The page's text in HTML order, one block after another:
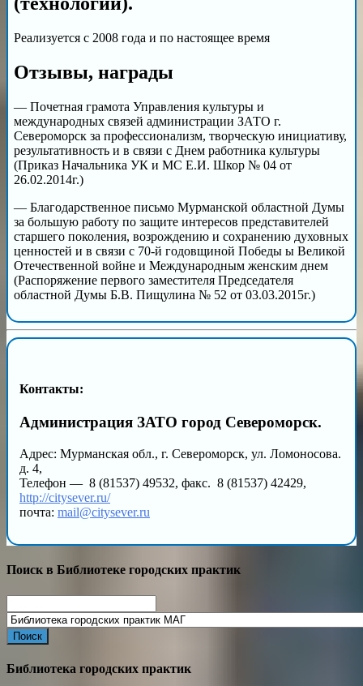
Реализуется с 2008 года и по настоящее время
Отзывы, награды
— Почетная грамота Управления культуры и
международных связей администрации ЗАТО г.
Североморск за профессионализм, творческую инициативу,
результативность и в связи с Днем работника культуры
(Приказ Начальника УК и МС Е.И. Шкор № 04 от
26.02.2014г.)
— Благодарственное письмо Мурманской областной Думы
за большую работу по защите интересов представителей
старшего поколения, возрождению и сохранению духовных
ценностей и в связи с 70-й годовщиной Победы ы Великой
Отечественной войне и Международным женским днем
(Распоряжение первого заместителя Председателя
областной Думы Б.В. Пищулина № 52 от 03.03.2015г.)
Контакты:
Администрация ЗАТО город Североморск.
Адрес: Мурманская обл., г. Североморск, ул. Ломоносова.
д. 4,
Телефон — 8 (81537) 49532, факс. 8 (81537) 42429,
http://citysever.ru/
почта: mail@citysever.ru
Поиск в Библиотеке городских практик
for:
Библиотека городских практик